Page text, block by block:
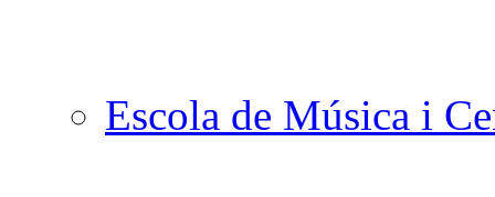
Escola de Música i